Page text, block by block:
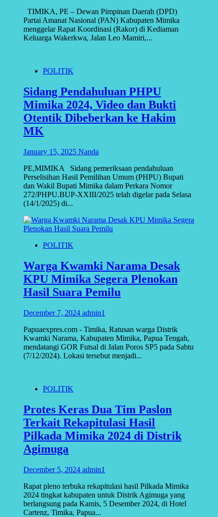
TIMIKA, PE – Dewan Pimpinan Daerah (DPD)
Partai Amanat Nasional (PAN) Kabupaten Mimika
menggelar Rapat Koordinasi (Rakor) di Kediaman
Keluarga Wakerkwa, Jalan Leo Mamiri,...
POLITIK
Sidang Pendahuluan PHPU
Mimika 2024, Video dan Bukti
Otentik Dibeberkan ke Hakim
MK
January 15, 2025 Nanda
PE,MIMIKA Sidang pemeriksaan pendahuluan
Perselisihan Hasil Pemilihan Umum (PHPU) Bupati
dan Wakil Bupati Mimika dalam Perkara Nomor
272/PHPU.BUP-XXIII/2025 telah digelar pada Selasa
(14/1/2025) di...
POLITIK
Warga Kwamki Narama Desak
KPU Mimika Segera Plenokan
Hasil Suara Pemilu
December 7, 2024 admin1
Papuaexpres.com - Timika, Ratusan warga Distrik
Kwamki Narama, Kabupaten Mimika, Papua Tengah,
mendatangi GOR Futsal di Jalan Poros SP5 pada Sabtu
(7/12/2024). Lokasi tersebut menjadi...
POLITIK
Protes Keras Dua Tim Paslon
Terkait Rekapitulasi Hasil
Pilkada Mimika 2024 di Distrik
Agimuga
December 5, 2024 admin1
Rapat pleno terbuka rekapitulasi hasil Pilkada Mimika
2024 tingkat kabupaten untuk Distrik Agimuga yang
berlangsung pada Kamis, 5 Desember 2024, di Hotel
Cartenz, Timika, Papua...